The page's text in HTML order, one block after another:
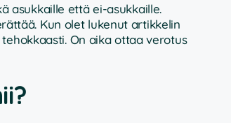
asukkaille että ei-asukkaille.
Kun olet lukenut artikkelin
On aika ottaa verotus